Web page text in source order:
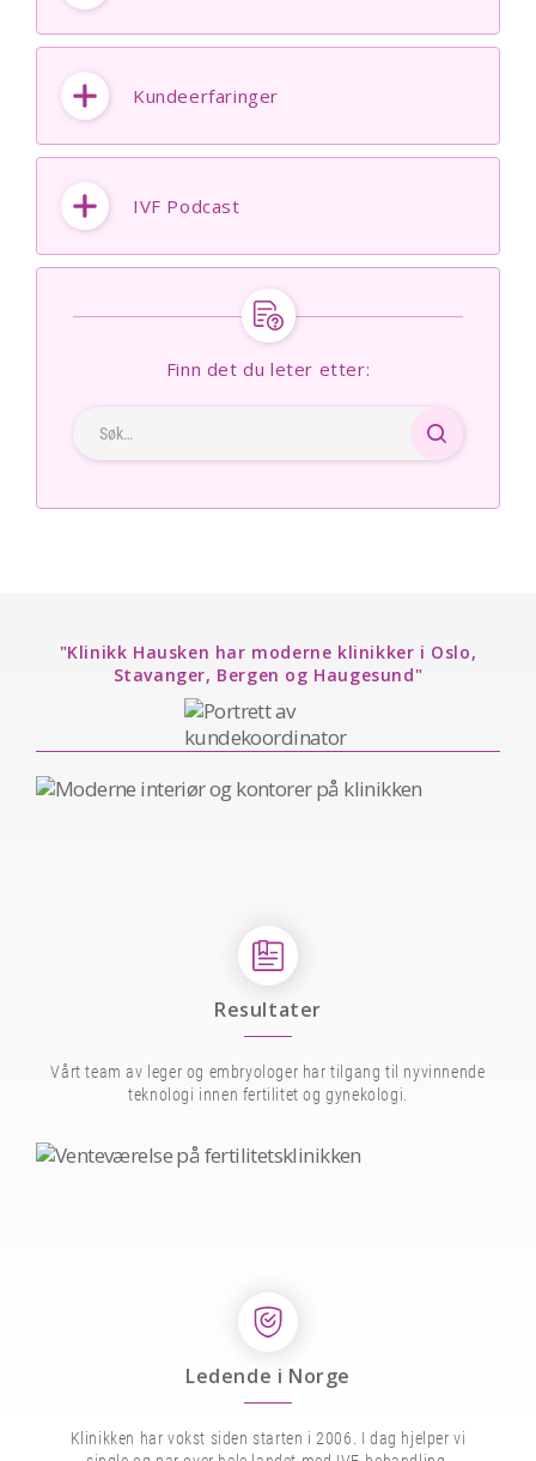
Kundeerfaringer
IVF Podcast
Finn det du leter etter:
"Klinikk Hausken har moderne klinikker i Oslo,
Stavanger, Bergen og Haugesund"
Resultater
Vårt team av leger og embryologer har tilgang til nyvinnende
teknologi innen fertilitet og gynekologi.
Ledende i Norge
Klinikken har vokst siden starten i 2006. I dag hjelper vi